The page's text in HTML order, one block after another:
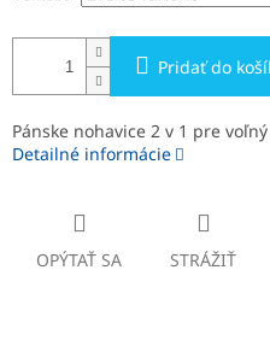
Pridať do
Pánske nohavice 2 v 1 pre
Detailné informácie
OPÝTAŤ SA STRÁŽIŤ